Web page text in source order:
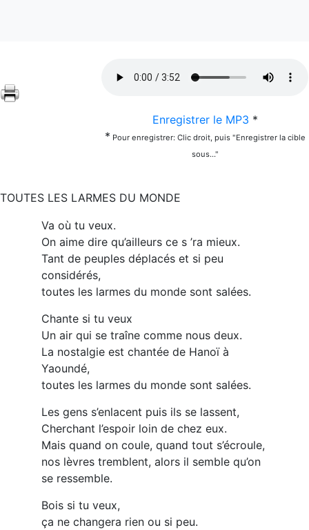
Enregistrer le MP3 *
* Pour enregistrer: Clic droit, puis "Enregistrer la cible
sous..."
TOUTES LES LARMES DU MONDE
Va où tu veux.
On aime dire qu’ailleurs ce s ’ra mieux.
Tant de peuples déplacés et si peu
considérés,
toutes les larmes du monde sont salées.
Chante si tu veux
Un air qui se traîne comme nous deux.
La nostalgie est chantée de Hanoï à
Yaoundé,
toutes les larmes du monde sont salées.
Les gens s’enlacent puis ils se lassent,
Cherchant l’espoir loin de chez eux.
Mais quand on coule, quand tout s’écroule,
nos lèvres tremblent, alors il semble qu’on
se ressemble.
Bois si tu veux,
ça ne changera rien ou si peu.